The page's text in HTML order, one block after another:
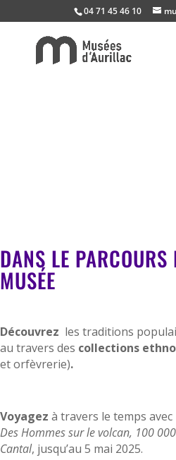
04 71 45 46 10
DANS LE PARCOURS
MUSÉE
Découvrez les traditions
au travers des collections
et orfèvrerie).
Voyagez à travers le temps avec
Des Hommes sur le volcan, 100
Cantal, jusqu’au 5 mai 2025.